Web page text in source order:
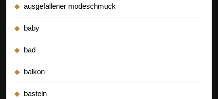
ausgefallener modeschmuck
baby
bad
balkon
basteln